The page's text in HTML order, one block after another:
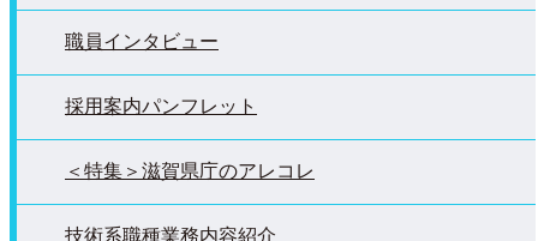
職員インタビュー
採用案内パンフレット
＜特集＞滋賀県庁のアレコレ
技術系職種業務内容紹介